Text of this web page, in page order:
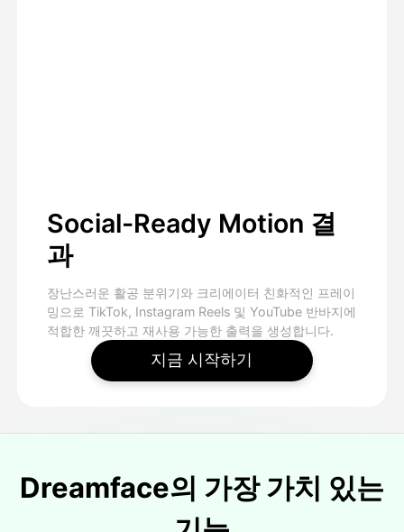
Social-Ready Motion 결
과
장난스러운 활공 분위기와 크리에이터 친화적인 프레이
밍으로 TikTok, Instagram Reels 및 YouTube 반바지에
적합한 깨끗하고 재사용 가능한 출력을 생성합니다.
지금 시작하기
Dreamface의 가장 가치 있는